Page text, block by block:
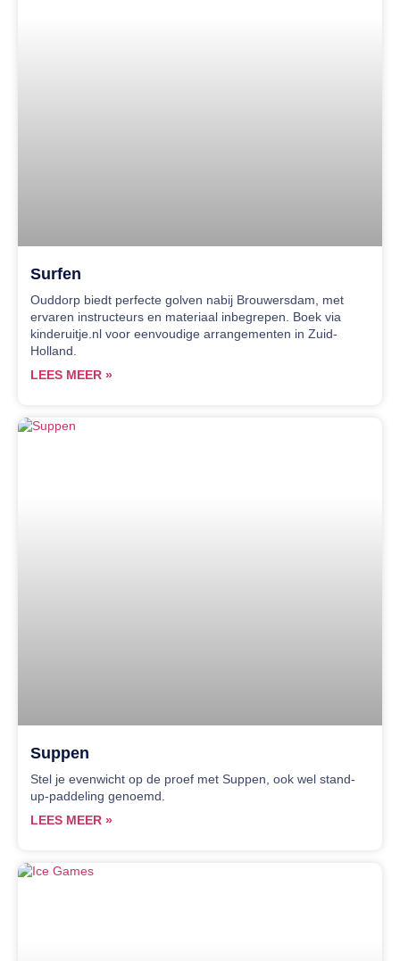
Surfen
Ouddorp biedt perfecte golven nabij Brouwersdam, met
ervaren instructeurs en materiaal inbegrepen. Boek via
kinderuitje.nl voor eenvoudige arrangementen in Zuid-
Holland.
LEES MEER »
Suppen
Stel je evenwicht op de proef met Suppen, ook wel stand-
up-paddeling genoemd.
LEES MEER »